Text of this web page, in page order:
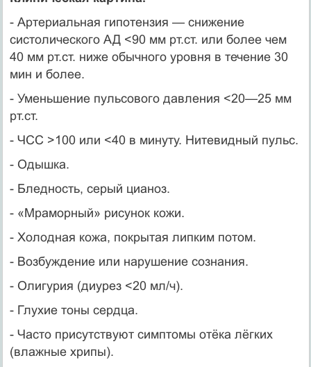
- Артериальная гипотензия — снижение
систолического АД <90 мм рт.ст. или более чем
40 мм рт.ст. ниже обычного уровня в течение 30
мин и более.
- Уменьшение пульсового давления <20—25 мм
рт.ст.
- ЧСС >100 или <40 в минуту. Нитевидный пульс.
- Одышка.
- Бледность, серый цианоз.
- «Мраморный» рисунок кожи.
- Холодная кожа, покрытая липким потом.
- Возбуждение или нарушение сознания.
- Олигурия (диурез <20 мл/ч).
- Глухие тоны сердца.
- Часто присутствуют симптомы отёка лёгких
(влажные хрипы).